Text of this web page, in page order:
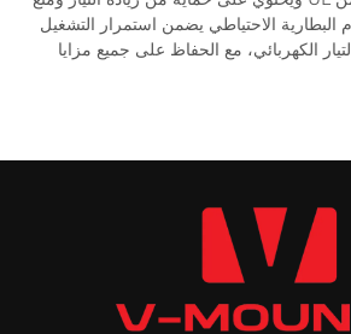
البطارية الاحتياطي يضمن استمرار التشغيل
الكهربائي، مع الحفاظ على جميع مزايا